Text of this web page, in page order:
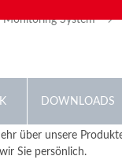
Monitoring System
in
DOWNLOADS
Manual
über unsere
Sie persönlich.